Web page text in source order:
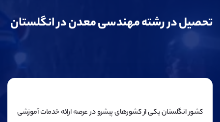
تحصیل در رشته مهندسی معدن در انگلستان
کشور انگلستان یکی از کشورهای پیشرو در عرصه ارائه خدمات آموزشی